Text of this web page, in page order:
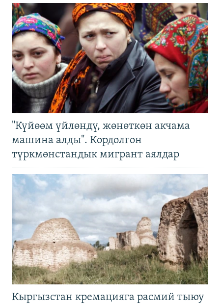
"Күйөөм үйлөндү, жөнөткөн акчама
машина алды". Кордолгон
түркмөнстандык мигрант аялдар
Кыргызстан кремацияга расмий тыюу